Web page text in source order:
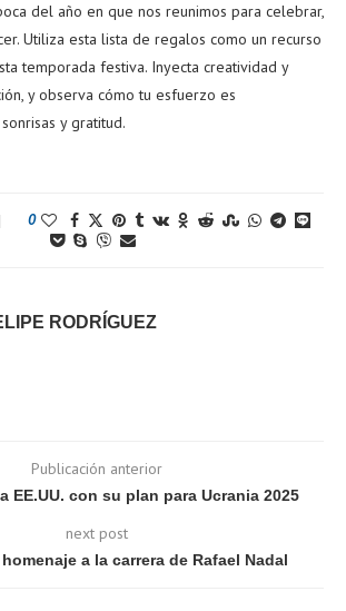
del año en que nos reunimos para celebrar,
Utiliza esta lista de regalos como un recurso
temporada festiva. Inyecta creatividad y
y observa cómo tu esfuerzo es
y gratitud.
0
RODRÍGUEZ
Publicación anterior
EE.UU. con su plan para Ucrania 2025
next post
a la carrera de Rafael Nadal